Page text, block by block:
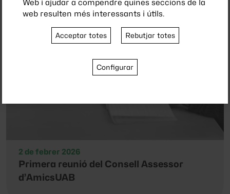
2 de febrer 2026
Primera reunió del Consell Assessor
d’AmicsUAB
Web i ajudar a compendre quines seccions de la
web resulten més interessants i útils.
Acceptar totes Rebutjar totes
Configurar